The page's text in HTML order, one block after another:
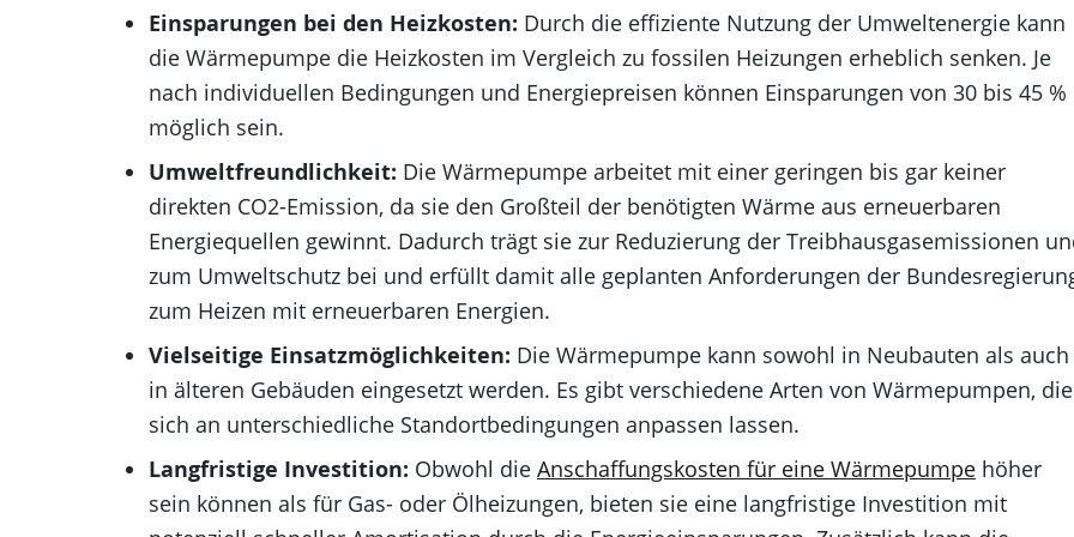
Einsparungen bei den Heizkosten: Durch die effiziente Nutzung der Umweltenergie kann
die Wärmepumpe die Heizkosten im Vergleich zu fossilen Heizungen erheblich senken. Je
nach individuellen Bedingungen und Energiepreisen können Einsparungen von 30 bis 45 %
möglich sein.
Umweltfreundlichkeit: Die Wärmepumpe arbeitet mit einer geringen bis gar keiner
direkten CO2-Emission, da sie den Großteil der benötigten Wärme aus erneuerbaren
Energiequellen gewinnt. Dadurch trägt sie zur Reduzierung der Treibhausgasemissionen
zum Umweltschutz bei und erfüllt damit alle geplanten Anforderungen der
zum Heizen mit erneuerbaren Energien.
Vielseitige Einsatzmöglichkeiten: Die Wärmepumpe kann sowohl in Neubauten als auch
in älteren Gebäuden eingesetzt werden. Es gibt verschiedene Arten von Wärmepumpen, die
sich an unterschiedliche Standortbedingungen anpassen lassen.
Langfristige Investition: Obwohl die Anschaffungskosten für eine Wärmepumpe höher
sein können als für Gas- oder Ölheizungen, bieten sie eine langfristige Investition mit